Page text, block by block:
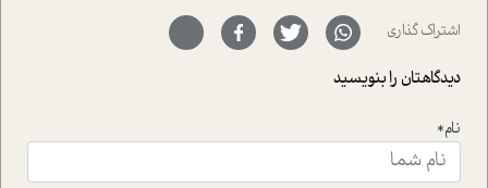
حمیدرضا محتشمی که بیست و پنجمین سال فعالیت حرفه
ای خود را در حوزه ی کوچینگ، توسعه ی فردی و رهبری پشت
با رکاب زدن در بیش از هفتاد کشور و کاشتن درخت، به نماد
جذاب پرداخته است که عبارتند از جنبش آهستگی و نیز مقاله
ای که به زندگی شگفت انگیز جین گودال و تاثیرات کاوش های
اشتراک گذاری
دیدگاهتان را بنویسید
نام*